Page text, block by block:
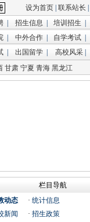
设为首页 联系站长
招生信息 培训招生
中外合作 自学考试
出国留学 高校风采
甘肃 宁夏 青海 黑龙江
栏目导航
动态 · 统计信息
新闻 · 招生政策